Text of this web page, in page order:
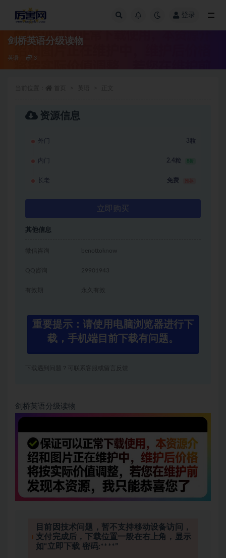
登录
剑桥英语分级读物
英语 3
资源信息
外门 3粒
内门 2.4粒 8折
长老 免费
立即购买
其他信息
微信咨询 benottoknow
QQ咨询 29901943
有效期 永久有效
重要提示：请使用电脑浏览器进行下
载，手机端目前下载有问题。
下载遇到问题？可联系客服或留言反馈
剑桥英语分级读物
目前因技术问题，暂不支持移动设备访问，
支付完成后，下载位置一般在右上角，显示
如“立即下载 密码:****”